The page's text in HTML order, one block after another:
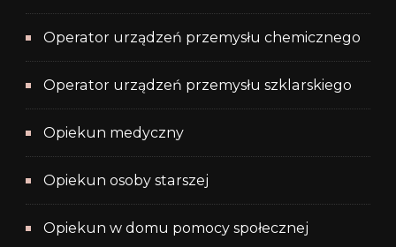
Operator urządzeń przemysłu chemicznego
Operator urządzeń przemysłu szklarskiego
Opiekun medyczny
Opiekun osoby starszej
Opiekun w domu pomocy społecznej